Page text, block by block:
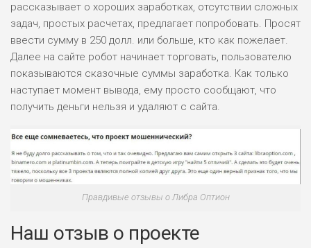
рассказывает о хороших заработках, отсутствии сложных
задач, простых расчетах, предлагает попробовать. Просят
ввести сумму в 250 долл. или больше, кто как пожелает.
Далее на сайте робот начинает торговать, пользователю
показываются сказочные суммы заработка. Как только
наступает момент вывода, ему просто сообщают, что
получить деньги нельзя и удаляют с сайта.
Правдивые отзывы о Либра Оптион
Наш отзыв о проекте